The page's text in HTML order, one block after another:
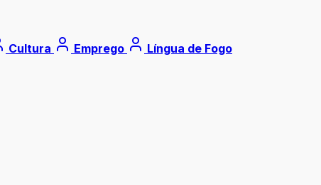
Cultura Emprego Língua de Fogo